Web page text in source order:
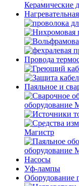
Керамические
Провода
Паяльное и
оборудование
Магистр
оборудование
Насосы
Уф-лампы
Оборудование